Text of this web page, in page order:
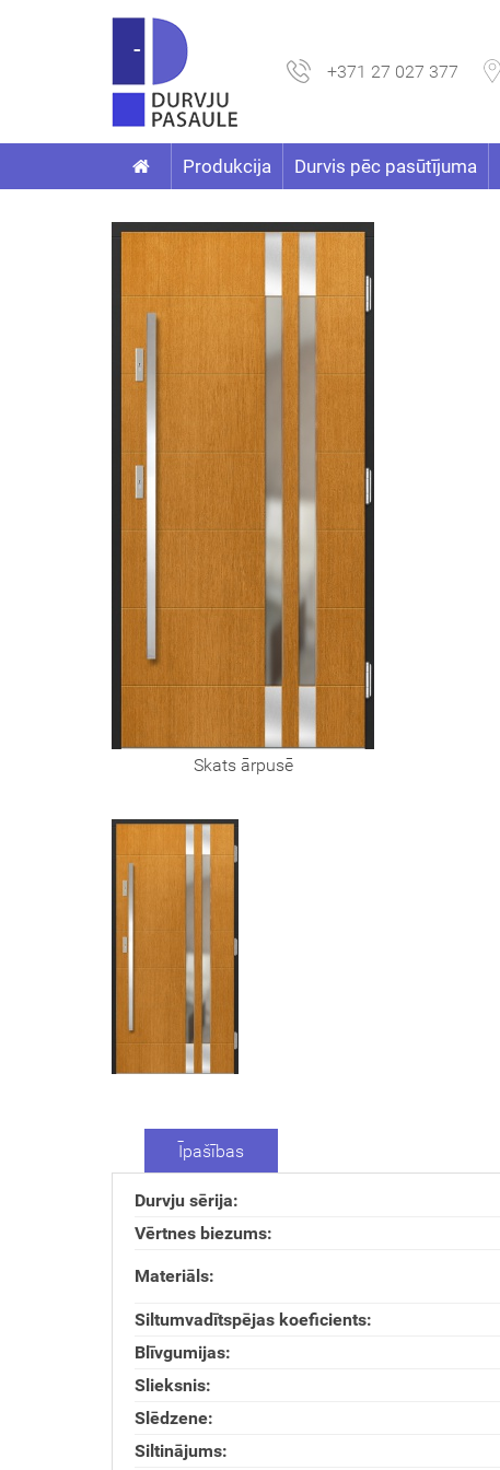
+371 27 027 377
Produkcija Durvis pēc pasūtījuma
Skats ārpusē
Īpašības
Durvju sērija:
Vērtnes biezums:
Materiāls:
Siltumvadītspējas koeficients:
Blīvgumijas:
Slieksnis:
Slēdzene:
Siltinājums: